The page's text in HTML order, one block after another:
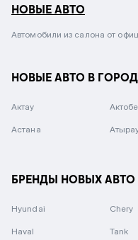
НОВЫЕ АВТО
Автомобили из салона от
НОВЫЕ АВТО В
Актау Актобе
Астана
БРЕНДЫ НОВЫХ АВТО
Hyundai Chery
Haval Tank